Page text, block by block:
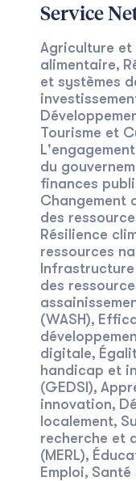
Service
Agriculture et
alimentaire,
et systèmes
Tourisme et
du
finances
Changement
des
Résilience
ressources
des
(WASH),
digitale,
handicap et
(GEDSI),
innovation,
localement,
recherche et
(MERL),
Emploi,